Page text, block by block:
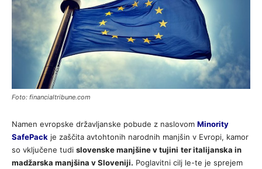
Foto: financialtribune.com
Namen evropske državljanske pobude z naslovom Minority
SafePack je zaščita avtohtonih narodnih manjšin v Evropi, kamor
so vključene tudi slovenske manjšine v tujini ter italijanska in
madžarska manjšina v Sloveniji. Poglavitni cilj le-te je sprejem